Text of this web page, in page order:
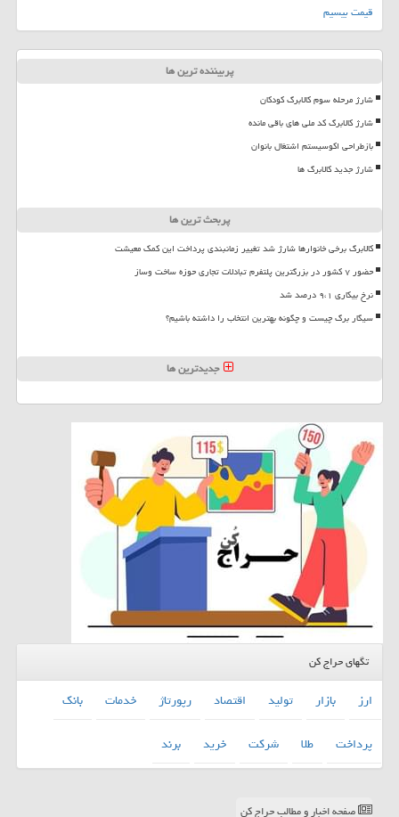
قیمت بیسیم
پربیننده ترین ها
شارژ مرحله سوم کالابرگ کودکان
شارژ کالابرگ کد ملی های باقی مانده
بازطراحی اکوسیستم اشتغال بانوان
شارژ جدید کالابرگ ها
پربحث ترین ها
کالابرگ برخی خانوارها شارژ شد تغییر زمانبندی پرداخت این کمک معیشت
حضور ۷ کشور در بزرگترین پلتفرم تبادلات تجاری حوزه ساخت وساز
نرخ بیکاری ۹،۱ درصد شد
سیگار برگ چیست و چگونه بهترین انتخاب را داشته باشیم؟
جدیدترین ها
تگهای حراج کن
ارز بازار تولید اقتصاد رپورتاژ خدمات
بانك
پرداخت
طلا شركت خرید برند
صفحه اخبار و مطالب حراج کن